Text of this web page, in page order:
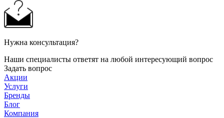
Нужна консультация?
Наши специалисты ответят на любой интересующий вопрос
Задать вопрос
Акции
Услуги
Бренды
Блог
Компания